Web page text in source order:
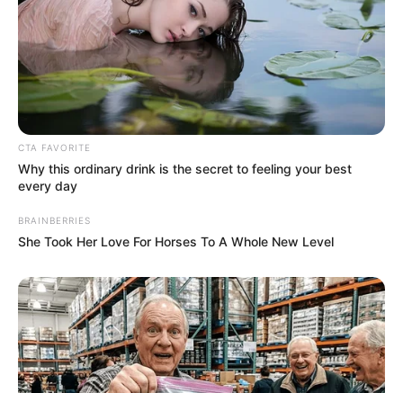
A család gyakran összegyűlik itt, például a színész
70. születésnapján, amikor Demi Moore is jelen
volt. Új feleség, új élet – és a betegség árnyéka. A
válás után Willis újra megházasodott: felesége
Emma Heming, akivel két kislányt nevelnek. Emma
őszintén vallott arról, mit jelent együtt élni a
demenciával: „
amely mindenkit érint.”
A frontotemporális demencia komoly
beszédzavarokat és személyiségváltozást okoz, az
orvosi ellátás több szakterületet is igénybe vesz.
Emma elkötelezetten gondoskodik férjéről,
CTA FAVORITE
Why this ordinary drink is the secret to feeling your best
every day
BRAINBERRIES
She Took Her Love For Horses To A Whole New Level